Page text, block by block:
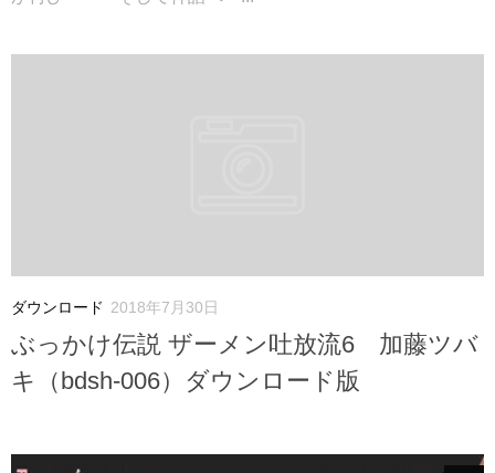
ダウンロード 2018年7月30日
ぶっかけ伝説 ザーメン吐放流6 加藤ツバ
キ（bdsh-006）ダウンロード版